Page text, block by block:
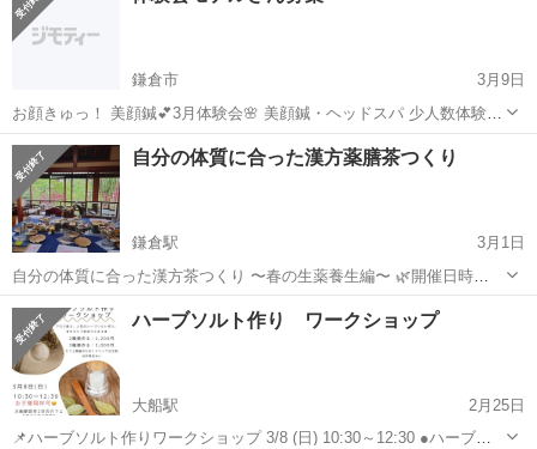
鎌倉市
3月9日
お顔きゅっ！ 美顔鍼💕3月体験会🌸 美顔鍼・ヘッドスパ 少人数体験会
を開催します♪ ✔ 顔のむくみ ✔ 睡眠の質 ✔ 自律神経の乱れ…など 施
術後には 最先端❣️ フェムケアの泡🫧と香りで 更に美人力up✨ 期間限...
神奈川 鎌倉市 ワークショップ 体験会
自分の体質に合った漢方薬膳茶つくり
鎌倉駅
3月1日
自分の体質に合った漢方茶つくり 〜春の生薬養生編〜 🌿開催日時
2026年4月5日（日）13:30〜15:30頃 🌿場所 鎌倉の素敵な古民家にて
🚃江ノ電和田塚駅 徒歩4分 🚃鎌倉駅 徒歩12分 詳細はお申込み後にお
伝え...
神奈川 鎌倉市 鎌倉駅 ワークショップ スイーツ
ハーブソルト作り ワークショップ
大船駅
2月25日
📌ハーブソルト作りワークショップ 3/8 (日) 10:30～12:30 ●ハーブソ